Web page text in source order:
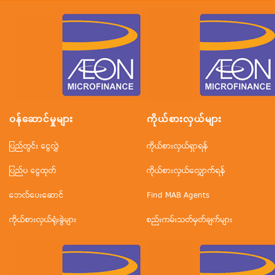
ဝန်ဆောင်မှုများ
ပြည်တွင်း ငွေလွှဲ
ပြည်ပ ငွေထုတ်
ဘေလ်ပေးဆောင်
ကိုယ်စားလှယ်ရုံးခွဲများ
ကိုယ်စားလှယ်များ
ကိုယ်စားလှယ်ရှာရန်
ကိုယ်စားလှယ်လျှောက်ရန်
Find MAB Agents
စည်းကမ်းသတ်မှတ်ချက်များ